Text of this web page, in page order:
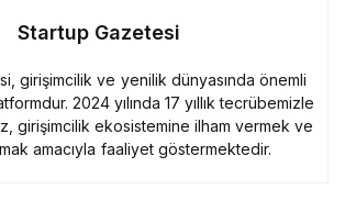
Startup Gazetesi
girişimcilik ve yenilik dünyasında önemli
2024 yılında 17 yıllık tecrübemizle
girişimcilik ekosistemine ilham vermek ve
amacıyla faaliyet göstermektedir.